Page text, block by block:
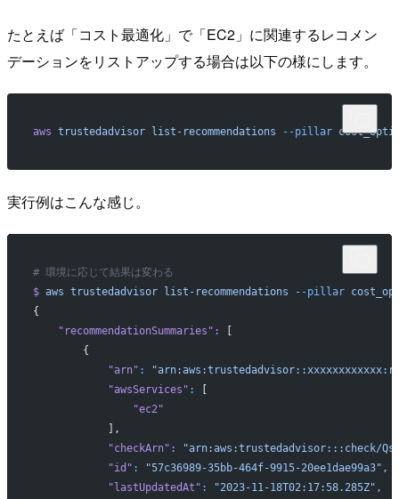
たとえば「コスト最適化」で「EC2」に関連するレコメン
デーションをリストアップする場合は以下の様にします。
aws trustedadvisor list-recommendations --pillar
実行例はこんな感じ。
# 環境に応じて結果は変わる
$ aws trustedadvisor list-recommendations --pillar
{
    "recommendationSummaries"
:
[
        {
            "arn"
:
            "awsServices"
:
[
                "ec2"
            ],
            "checkArn"
:
"arn:aws:trustedadvisor:::check/
            "id"
:
"57c36989-35bb-464f-9915-20ee1dae99a3",
            "lastUpdatedAt"
:
"2023-11-18T02:17:58.285Z",